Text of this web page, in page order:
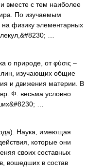
вместе с тем наиболее
По изучаемым
физику элементарных
…
о природе, от φύσις –
изучающих общие
и движения материи. В
Ф. весьма условно
…
Наука, имеющая
которые они
своих составных
вошедших в состав